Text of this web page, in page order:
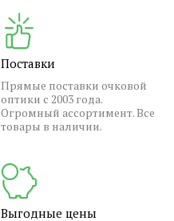
Поставки
Прямые поставки очковой
оптики с 2003 года.
Огромный ассортимент. Все
товары в наличии.
Выгодные цены